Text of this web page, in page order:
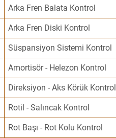
Arka Fren Balata Kontrol
Arka Fren Diski Kontrol
Süspansiyon Sistemi Kontrol
Amortisör - Helezon Kontrol
Direksiyon - Aks Körük Kontrol
Rotil - Salıncak Kontrol
Rot Başı - Rot Kolu Kontrol